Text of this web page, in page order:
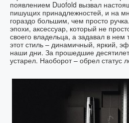
появлением Duofold вызвал
пишущих принадлежностей, и на
гораздо большим, чем просто
эпохи, аксессуар, который не
своего владельца, а задавал в
этот стиль – динамичный, яркий,
наши дни. За прошедшие
устарел. Наоборот – обрел статус